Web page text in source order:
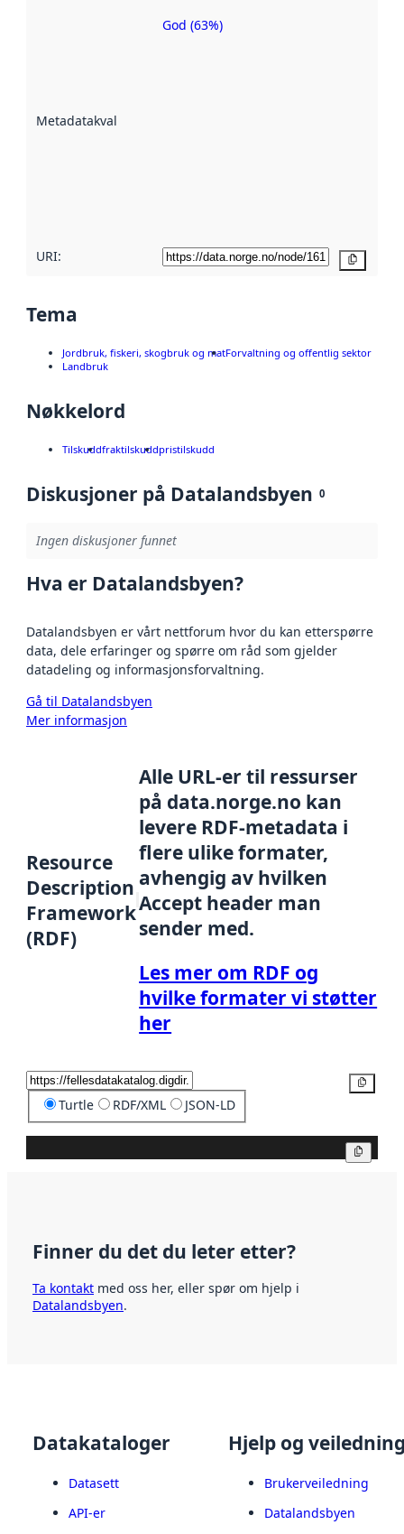
Metadatakvalitet
Metadatakvalitet
God (63%)
URI:
Tema
Jordbruk, fiskeri, skogbruk og matForvaltning og offentlig sektor
Landbruk
Nøkkelord
Tilskuddfraktilskuddpristilskudd
Diskusjoner på Datalandsbyen 0
Ingen diskusjoner funnet
Hva er Datalandsbyen?
Datalandsbyen er vårt nettforum hvor du kan etterspørre
data, dele erfaringer og spørre om råd som gjelder
datadeling og informasjonsforvaltning.
Gå til Datalandsbyen
Mer informasjon
Resource
Description
Framework
(RDF)
Alle URL-er til ressurser
på data.norge.no kan
levere RDF-metadata i
flere ulike formater,
avhengig av hvilken
Accept header man
sender med.
Les mer om RDF og
hvilke formater vi støtter
her
Turtle RDF/XML JSON-LD
Finner du det du leter etter?
Ta kontakt med oss her, eller spør om hjelp i
Datalandsbyen.
Datakataloger
Datasett
API-er
Hjelp og
Brukerveiledning
Datalandsbyen